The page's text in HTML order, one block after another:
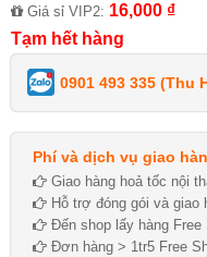
Giá sỉ VIP2: 16,000 ₫
Tạm hết hàng
0901 493 335 (Thu
Phí và dịch vụ giao
Giao hàng hoả tốc nội
Hỗ trợ đóng gói và giao
Đến shop lấy hàng Free
Đơn hàng > 1tr5 Free